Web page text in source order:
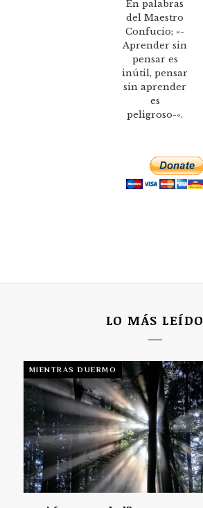
En palabras
del Maestro
Confucio; «-
Aprender sin
pensar es
inútil, pensar
sin aprender
es
peligroso-«.
LO MÁS LEÍDO
MIENTRAS DUERMO